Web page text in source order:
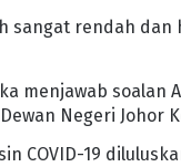
sangat rendah
menjawab soalan
Negeri Johor
COVID-19